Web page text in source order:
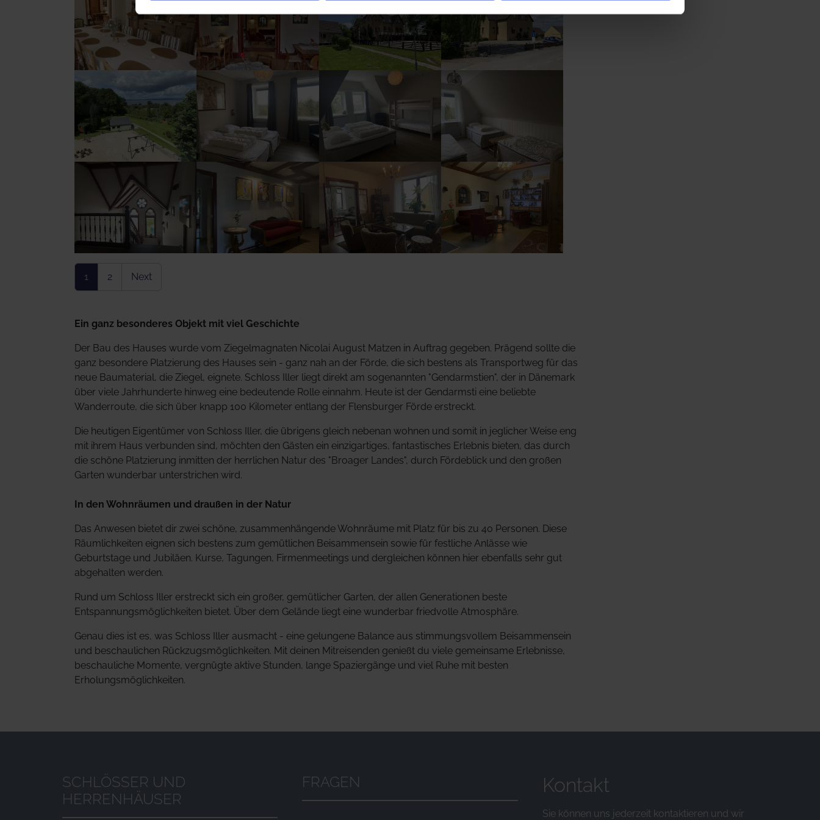
Show larger version Show larger version Show larger version
Show larger version Show larger version Show larger version
1 2 Next
Ein ganz besonderes Objekt mit viel Geschichte
Der Bau des Hauses wurde vom Ziegelmagnaten Nicolai August Matzen in Auftrag gegeben. Prägend sollte die
ganz besondere Platzierung des Hauses sein - ganz nah an der Förde, die sich bestens als Transportweg für das
neue Baumaterial, die Ziegel, eignete. Schloss Iller liegt direkt am sogenannten "Gendarmstien", der in Dänemark
über viele Jahrhunderte hinweg eine bedeutende Rolle einnahm. Heute ist der Gendarmsti eine beliebte
Wanderroute, die sich über knapp 100 Kilometer entlang der Flensburger Förde erstreckt.
Die heutigen Eigentümer von Schloss Iller, die übrigens gleich nebenan wohnen und somit in jeglicher Weise eng
mit ihrem Haus verbunden sind, möchten den Gästen ein einzigartiges, fantastisches Erlebnis bieten, das durch
die schöne Platzierung inmitten der herrlichen Natur des "Broager Landes", durch Fördeblick und den großen
Garten wunderbar unterstrichen wird.
In den Wohnräumen und draußen in der Natur
Das Anwesen bietet dir zwei schöne, zusammenhängende Wohnräume mit Platz für bis zu 40 Personen. Diese
Räumlichkeiten eignen sich bestens zum gemütlichen Beisammensein sowie für festliche Anlässe wie
Geburtstage und Jubiläen. Kurse, Tagungen, Firmenmeetings und dergleichen können hier ebenfalls sehr gut
abgehalten werden.
Rund um Schloss Iller erstreckt sich ein großer, gemütlicher Garten, der allen Generationen beste
Entspannungsmöglichkeiten bietet. Über dem Gelände liegt eine wunderbar friedvolle Atmosphäre.
Genau dies ist es, was Schloss Iller ausmacht - eine gelungene Balance aus stimmungsvollem Beisammensein
und beschaulichen Rückzugsmöglichkeiten. Mit deinen Mitreisenden genießt du viele gemeinsame Erlebnisse,
beschauliche Momente, vergnügte aktive Stunden, lange Spaziergänge und viel Ruhe mit besten
Erholungsmöglichkeiten.
SCHLÖSSER UND
HERRENHÄUSER
FRAGEN Kontakt
Sie können uns jederzeit kontaktieren und wir